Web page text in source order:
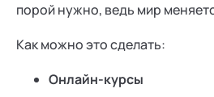
порой нужно, ведь мир
Как можно это сделать:
Онлайн-курсы